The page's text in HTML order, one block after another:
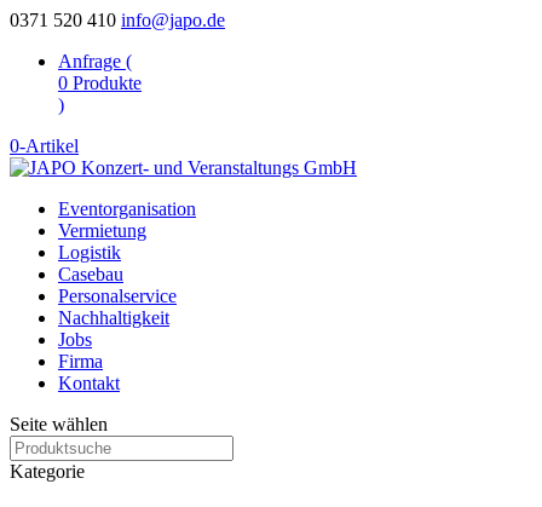
0371 520 410 info@japo.de
Anfrage (
0 Produkte
)
0-Artikel
Eventorganisation
Vermietung
Logistik
Casebau
Personalservice
Nachhaltigkeit
Jobs
Firma
Kontakt
Seite wählen
Kategorie